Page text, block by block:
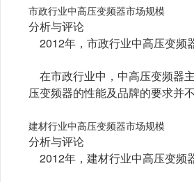
市政行业中高压变频器市场规模
分析与评论
2012年，市政行业中高压变频
在市政行业中，中高压变频器
压变频器的性能及品牌的要求并
建材行业中高压变频器市场规模
分析与评论
2012年，建材行业中高压变频